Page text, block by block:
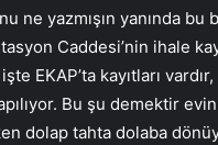
ne yazmışın yanında
Caddesi’nin ihale
EKAP’ta kayıtları
Bu şu demektir
dolap tahta dolaba